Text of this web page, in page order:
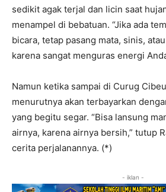
sedikit agak terjal dan licin saat
menampel di bebatuan. “Jika ada
bicara, tetap pasang mata, sinis,
karena sangat menguras energi
Namun ketika sampai di Curug
menurutnya akan terbayarkan
yang begitu segar. “Bisa lansung
airnya, karena airnya bersih,” tutup
cerita perjalanannya. (*)
- iklan -